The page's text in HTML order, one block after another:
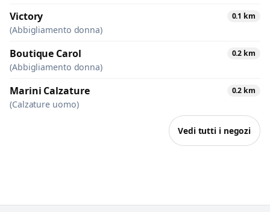
Victory 0.1 km
(Abbigliamento donna)
Boutique Carol 0.2 km
(Abbigliamento donna)
Marini Calzature 0.2 km
(Calzature uomo)
Vedi tutti i negozi